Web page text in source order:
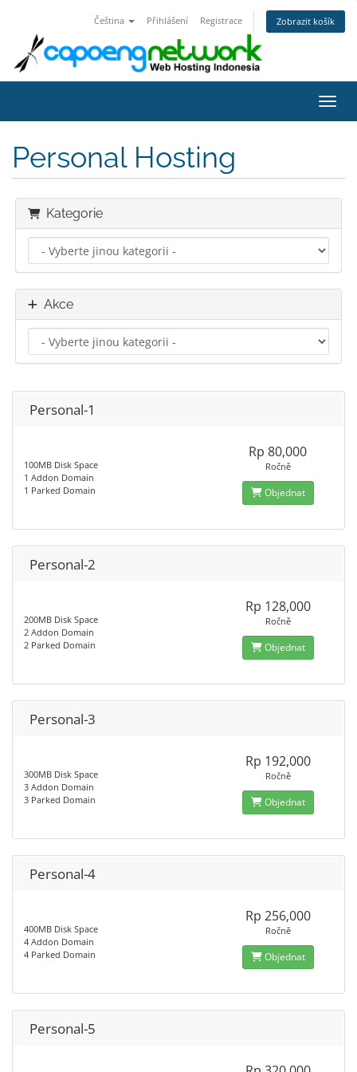
Čeština Přihlášení Registrace Zobrazit košík
Personal Hosting
Kategorie
Akce
Personal-1
100MB Disk Space
1 Addon Domain
1 Parked Domain
Rp 80,000
Ročně
Objednat
Personal-2
200MB Disk Space
2 Addon Domain
2 Parked Domain
Rp 128,000
Ročně
Objednat
Personal-3
300MB Disk Space
3 Addon Domain
3 Parked Domain
Rp 192,000
Ročně
Objednat
Personal-4
400MB Disk Space
4 Addon Domain
4 Parked Domain
Rp 256,000
Ročně
Objednat
Personal-5